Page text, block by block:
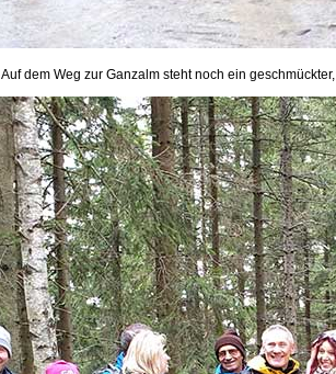
Auf dem Weg zur Ganzalm steht noch ein